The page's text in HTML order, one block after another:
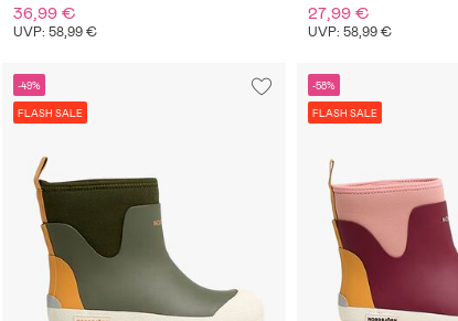
36,99 €
UVP: 58,99 €
27,99 €
UVP: 58,99 €
-49%
FLASH SALE
-58%
FLASH SALE